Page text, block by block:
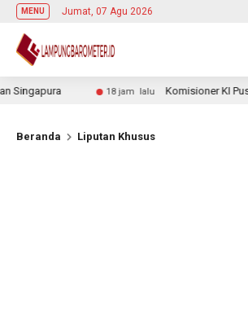
MENU Jumat, 07 Agu 2026
18 jam lalu Komisioner KI Pusat
Beranda Liputan Khusus